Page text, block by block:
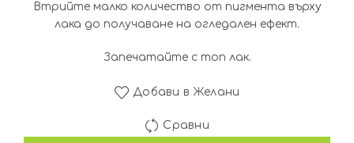
Втрийте малко количество от пигмента върху
лака до получаване на огледален ефект.
Запечатайте с топ лак.
Добави в Желани
Сравни